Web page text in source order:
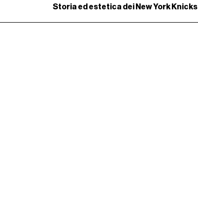
Storia ed estetica dei New York Knicks